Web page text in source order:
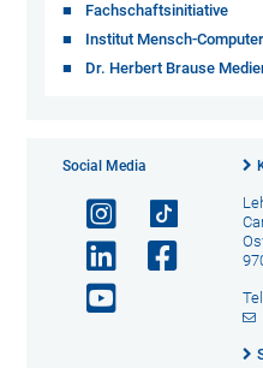
Fachschaftsinitiative
Institut Mensch-
Dr. Herbert Brause
Social Media